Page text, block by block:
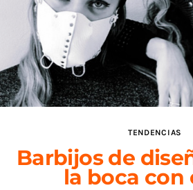
MÚSICA
DÓNDE IR
TENDENCIAS
AGENDA
TENDENCIAS
Barbijos de
la boca con